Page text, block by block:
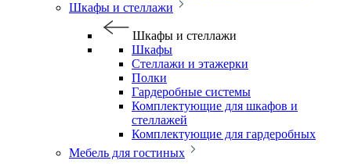
Шкафы и стеллажи
Шкафы и стеллажи
Шкафы
Стеллажи и этажерки
Полки
Гардеробные системы
Комплектующие для шкафов и
стеллажей
Комплектующие для гардеробных
Мебель для гостиных